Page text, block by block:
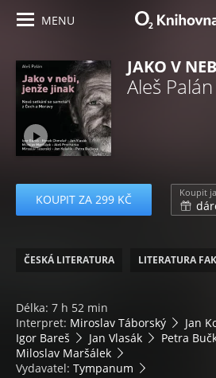
MENU
JAKO V
Aleš Palán
KOUPIT ZA 299 KČ Koupit
ČESKÁ LITERATURA LITERATURA
Délka: 7 h 52 min
Interpret: Miroslav Táborský Jan
Igor Bareš
Jan Vlasák Petra
Miloslav Maršálek
Vydavatel: Tympanum